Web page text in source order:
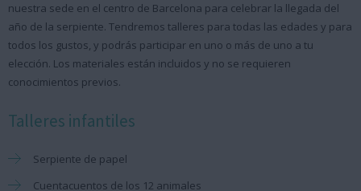
nuestra sede en el centro de Barcelona para celebrar la llegada del
año de la serpiente. Tendremos talleres para todas las edades y para
todos los gustos, y podrás participar en uno o más de uno a tu
elección. Los materiales están incluidos y no se requieren
conocimientos previos.
Talleres infantiles
Serpiente de papel
Cuentacuentos de los 12 animales